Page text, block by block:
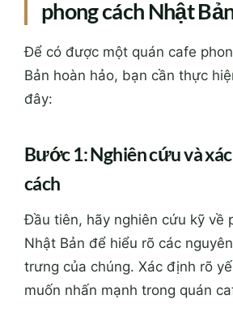
phong cách Nhật
Để có được một quán cafe
Bản hoàn hảo, bạn cần thực
đây:
Bước 1: Nghiên cứu và
cách
Đầu tiên, hãy nghiên cứu kỹ về
Nhật Bản để hiểu rõ các
trưng của chúng. Xác định rõ
muốn nhấn mạnh trong quán